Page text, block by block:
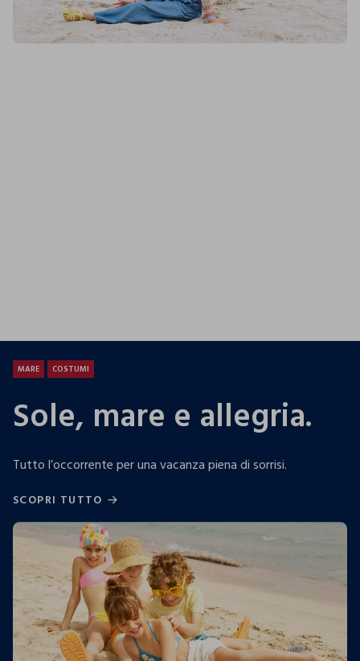
MARE COSTUMI
Sole, mare e allegria.
Tutto l’occorrente per una vacanza piena di sorrisi.
SCOPRI TUTTO
SCOPRI TUTTO